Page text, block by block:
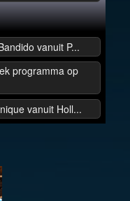
vanuit P...
programma op
vanuit Holl...